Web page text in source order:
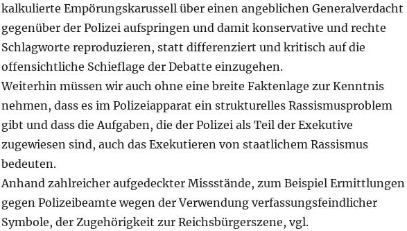
kalkulierte Empörungskarussell über einen angeblichen Generalverdacht
gegenüber der Polizei aufspringen und damit konservative und rechte
Schlagworte reproduzieren , statt differenziert und kritisch auf die
offensichtliche Schieflage der Debatte einzugehen.
Weiterhin müssen wir auch ohne eine breite Faktenlage zur Kenntnis
nehmen, dass es im Polizeiapparat ein strukturelles Rassismusproblem
gibt und dass die Aufgaben, die der Polizei als Teil der Exekutive
zugewiesen sind, auch das Exekutieren von staatlichem Rassismus
bedeuten.
Anhand zahlreicher aufgedeckter Missstände, zum Beispiel Ermittlungen
gegen Polizeibeamte wegen der Verwendung verfassungsfeindlicher
Symbole, der Zugehörigkeit zur Reichsbürgerszene, vgl.